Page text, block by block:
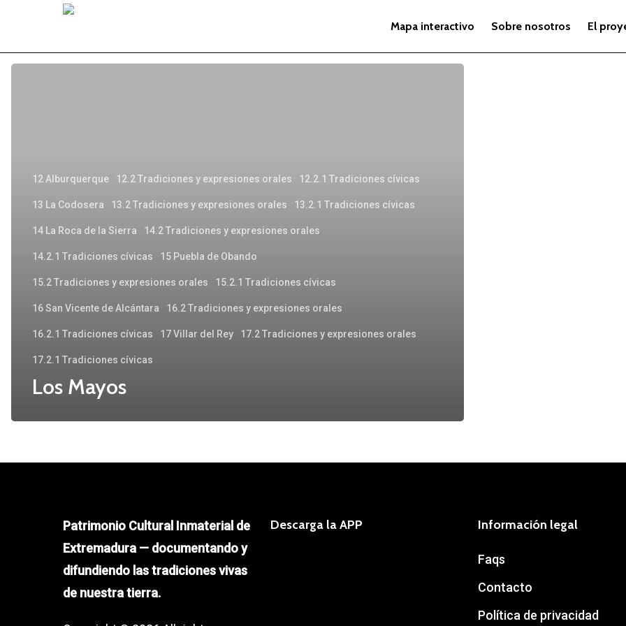
main
Mapa interactivo Sobre nosotros El
12 Alburquerque 12.2 Tradiciones y expresiones orales 12.2.1 Tradiciones cívicas
13 La Codosera 13.2 Tradiciones y expresiones orales 13.2.1 Tradiciones cívicas
14 La Roca de la Sierra 14.2 Tradiciones y expresiones orales
14.2.1 Tradiciones cívicas 15 Puebla de Obando
15.2 Tradiciones y expresiones orales 15.2.1 Tradiciones cívicas
16 San Vicente de Alcántara 16.2 Tradiciones y expresiones orales
16.2.1 Tradiciones cívicas 17 Villar del Rey 17.2 Tradiciones y expresiones orales
17.2.1 Tradiciones cívicas
Los Mayos
Patrimonio Cultural Inmaterial de
Extremadura — documentando y
difundiendo las tradiciones vivas
de nuestra tierra.
Descarga la APP Información legal
Faqs
Contacto
Política de privacidad